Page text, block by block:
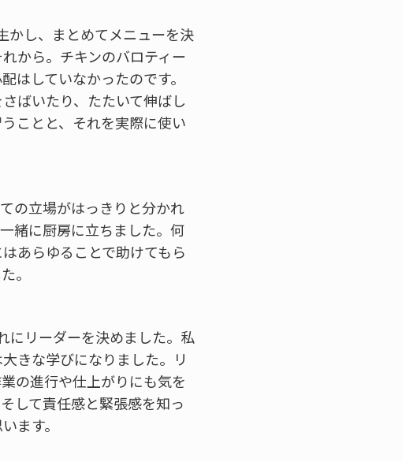
かし、まとめてメニューを決
から。チキンのバロティー
はしていなかったのです。
ばいたり、たたいて伸ばし
ことと、それを実際に使い
の立場がはっきりと分かれ
緒に厨房に立ちました。何
あらゆることで助けてもら
。
にリーダーを決めました。私
きな学びになりました。リ
の進行や仕上がりにも気を
して責任感と緊張感を知っ
ます。